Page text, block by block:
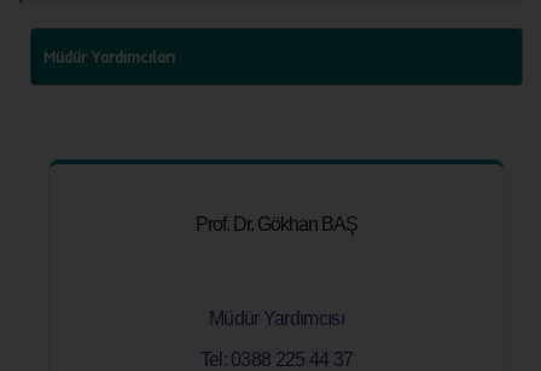
Müdür Yardımcıları
Prof. Dr. Gökhan BAŞ
Müdür Yardımcısı
Tel: 0388 225 44 37